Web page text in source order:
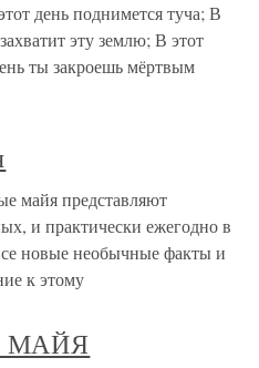
день поднимется туча; В
эту землю; В этот
ты закроешь мёртвым
майя представляют
и практически ежегодно в
новые необычные факты и
к этому
МАЙЯ